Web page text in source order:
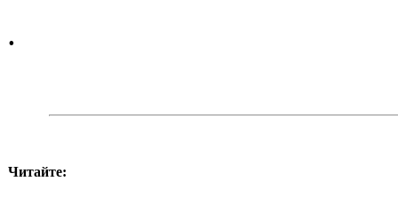
.
Читайте: